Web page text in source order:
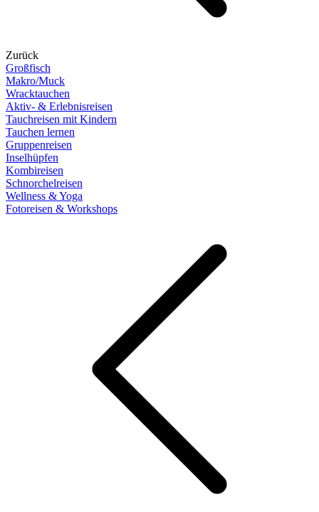
Zurück
Großfisch
Makro/Muck
Wracktauchen
Aktiv- & Erlebnisreisen
Tauchreisen mit Kindern
Tauchen lernen
Gruppenreisen
Inselhüpfen
Kombireisen
Schnorchelreisen
Wellness & Yoga
Fotoreisen & Workshops